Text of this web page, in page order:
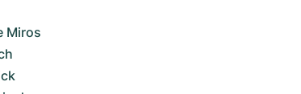
Miros